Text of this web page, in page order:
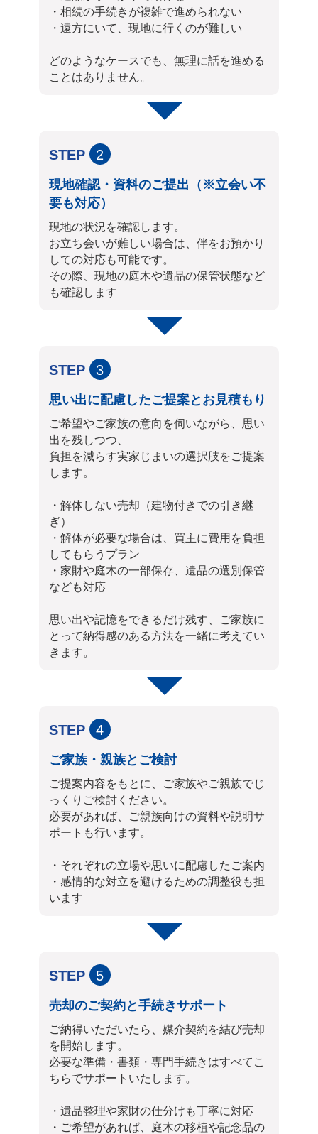
・相続の手続きが複雑で進められない
・遠方にいて、現地に行くのが難しい
どのようなケースでも、無理に話を進める
ことはありません。
STEP 2
現地確認・資料のご提出（※立会い不
要も対応）
現地の状況を確認します。
お立ち会いが難しい場合は、伴をお預かり
しての対応も可能です。
その際、現地の庭木や遺品の保管状態など
も確認します
STEP 3
思い出に配慮したご提案とお見積もり
ご希望やご家族の意向を伺いながら、思い
出を残しつつ、
負担を減らす実家じまいの選択肢をご提案
します。
・解体しない売却（建物付きでの引き継
ぎ）
・解体が必要な場合は、買主に費用を負担
してもらうプラン
・家財や庭木の一部保存、遺品の選別保管
なども対応
思い出や記憶をできるだけ残す、ご家族に
とって納得感のある方法を一緒に考えてい
きます。
STEP 4
ご家族・親族とご検討
ご提案内容をもとに、ご家族やご親族でじ
っくりご検討ください。
必要があれば、ご親族向けの資料や説明サ
ポートも行います。
・それぞれの立場や思いに配慮したご案内
・感情的な対立を避けるための調整役も担
います
STEP 5
売却のご契約と手続きサポート
ご納得いただいたら、媒介契約を結び売却
を開始します。
必要な準備・書類・専門手続きはすべてこ
ちらでサポートいたします。
・遺品整理や家財の仕分けも丁寧に対応
・ご希望があれば、庭木の移植や記念品の